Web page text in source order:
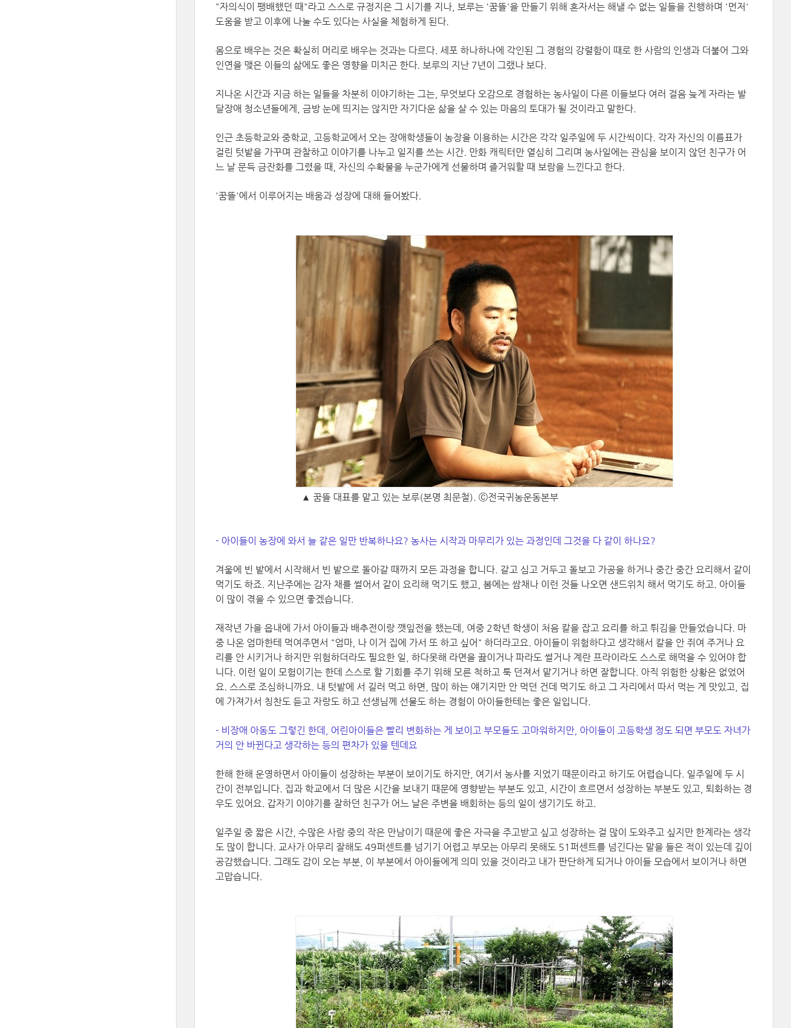
"자의식이 팽배했던 때"라고 스스로 규정지은 그 시기를 지나, 보루는 '꿈뜰'을 만들기 위해 혼자서는 해낼 수 없는 일들을 진행하며 '먼저'
도움을 받고 이후에 나눌 수도 있다는 사실을 체험하게 된다.
몸으로 배우는 것은 확실히 머리로 배우는 것과는 다르다. 세포 하나하나에 각인된 그 경험의 강렬함이 때로 한 사람의 인생과 더불어 그와
인연을 맺은 이들의 삶에도 좋은 영향을 미치곤 한다. 보루의 지난 7년이 그랬나 보다.
지나온 시간과 지금 하는 일들을 차분히 이야기하는 그는, 무엇보다 오감으로 경험하는 농사일이 다른 이들보다 여러 걸음 늦게 자라는 발
달장애 청소년들에게, 금방 눈에 띄지는 않지만 자기다운 삶을 살 수 있는 마음의 토대가 될 것이라고 말한다.
인근 초등학교와 중학교, 고등학교에서 오는 장애학생들이 농장을 이용하는 시간은 각각 일주일에 두 시간씩이다. 각자 자신의 이름표가
걸린 텃밭을 가꾸며 관찰하고 이야기를 나누고 일지를 쓰는 시간. 만화 캐릭터만 열심히 그리며 농사일에는 관심을 보이지 않던 친구가 어
느 날 문득 금잔화를 그렸을 때, 자신의 수확물을 누군가에게 선물하며 즐거워할 때 보람을 느낀다고 한다.
'꿈뜰'에서 이루어지는 배움과 성장에 대해 들어봤다.
▲ 꿈뜰 대표를 맡고 있는 보루(본명 최문철). Ⓒ전국귀농운동본부
- 아이들이 농장에 와서 늘 같은 일만 반복하나요? 농사는 시작과 마무리가 있는 과정인데 그것을 다 같이 하나요?
겨울에 빈 밭에서 시작해서 빈 밭으로 돌아갈 때까지 모든 과정을 합니다. 갈고 심고 거두고 돌보고 가공을 하거나 중간 중간 요리해서 같이
먹기도 하죠. 지난주에는 감자 채를 썰어서 같이 요리해 먹기도 했고, 봄에는 쌈채나 이런 것들 나오면 샌드위치 해서 먹기도 하고. 아이들
이 많이 겪을 수 있으면 좋겠습니다.
재작년 가을 읍내에 가서 아이들과 배추전이랑 깻잎전을 했는데, 여중 2학년 학생이 처음 칼을 잡고 요리를 하고 튀김을 만들었습니다. 마
중 나온 엄마한테 먹여주면서 "엄마, 나 이거 집에 가서 또 하고 싶어" 하더라고요. 아이들이 위험하다고 생각해서 칼을 안 쥐여 주거나 요
리를 안 시키거나 하지만 위험하더라도 필요한 일, 하다못해 라면을 끓이거나 파라도 썰거나 계란 프라이라도 스스로 해먹을 수 있어야 합
니다. 이런 일이 모험이기는 한데 스스로 할 기회를 주기 위해 모른 척하고 툭 던져서 맡기거나 하면 잘합니다. 아직 위험한 상황은 없었어
요. 스스로 조심하니까요. 내 텃밭에 서 길러 먹고 하면, 많이 하는 얘기지만 안 먹던 건데 먹기도 하고 그 자리에서 따서 먹는 게 맛있고, 집
에 가져가서 칭찬도 듣고 자랑도 하고 선생님께 선물도 하는 경험이 아이들한테는 좋은 일입니다.
- 비장애 아동도 그렇긴 한데, 어린아이들은 빨리 변화하는 게 보이고 부모들도 고마워하지만, 아이들이 고등학생 정도 되면 부모도 자녀가
거의 안 바뀐다고 생각하는 등의 편차가 있을 텐데요
한해 한해 운영하면서 아이들이 성장하는 부분이 보이기도 하지만, 여기서 농사를 지었기 때문이라고 하기도 어렵습니다. 일주일에 두 시
간이 전부입니다. 집과 학교에서 더 많은 시간을 보내기 때문에 영향받는 부분도 있고, 시간이 흐르면서 성장하는 부분도 있고, 퇴화하는 경
우도 있어요. 갑자기 이야기를 잘하던 친구가 어느 날은 주변을 배회하는 등의 일이 생기기도 하고.
일주일 중 짧은 시간, 수많은 사람 중의 작은 만남이기 때문에 좋은 자극을 주고받고 싶고 성장하는 걸 많이 도와주고 싶지만 한계라는 생각
도 많이 합니다. 교사가 아무리 잘해도 49퍼센트를 넘기기 어렵고 부모는 아무리 못해도 51퍼센트를 넘긴다는 말을 들은 적이 있는데 깊이
공감했습니다. 그래도 감이 오는 부분, 이 부분에서 아이들에게 의미 있을 것이라고 내가 판단하게 되거나 아이들 모습에서 보이거나 하면
고맙습니다.